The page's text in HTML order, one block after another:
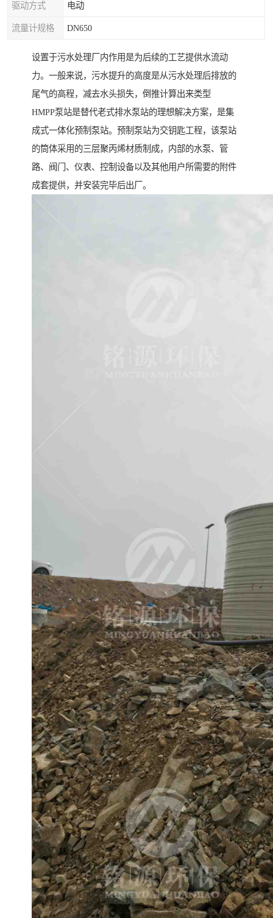
驱动方式 电动
流量计规格 DN650
设置于污水处理厂内作用是为后续的工艺提供水流动
力。一般来说，污水提升的高度是从污水处理后排放的
尾气的高程，减去水头损失，倒推计算出来类型
HMPP泵站是替代老式排水泵站的理想解决方案，是集
成式一体化预制泵站。预制泵站为交钥匙工程，该泵站
的筒体采用的三层聚丙烯材质制成，内部的水泵、管
路、阀门、仪表、控制设备以及其他用户所需要的附件
成套提供，并安装完毕后出厂。